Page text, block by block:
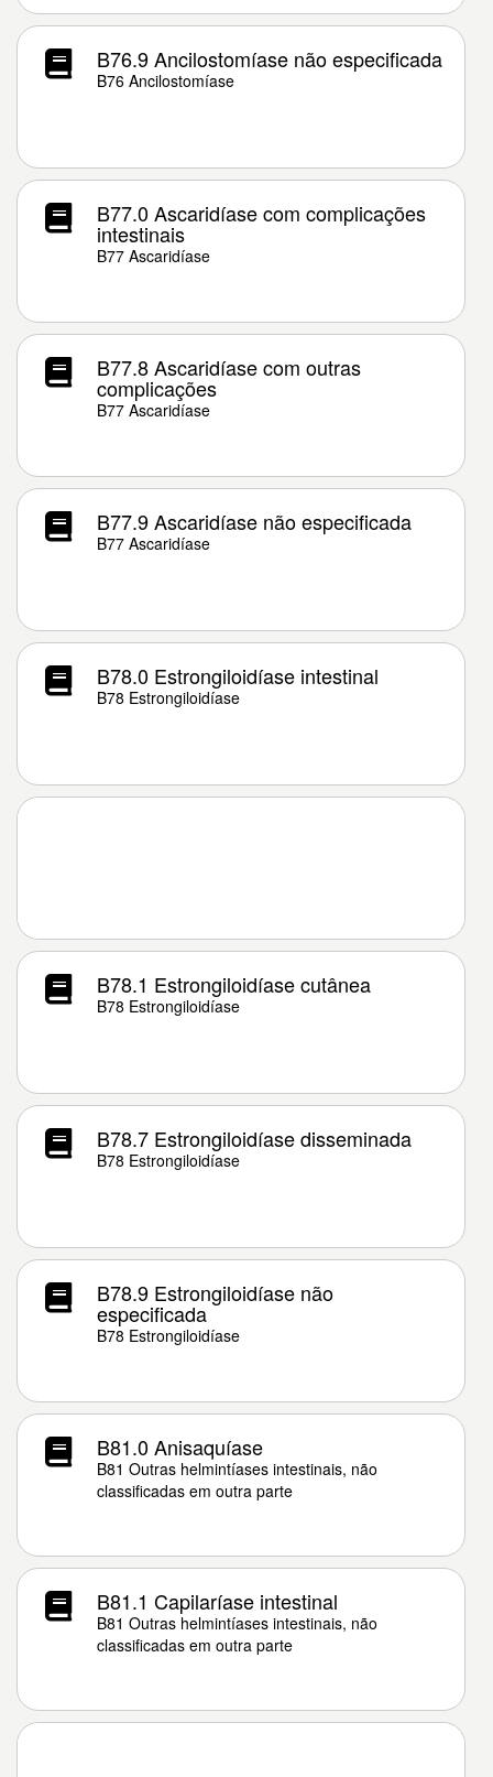
B76.9 Ancilostomíase não especificada
B76 Ancilostomíase
B77.0 Ascaridíase com complicações
intestinais
B77 Ascaridíase
B77.8 Ascaridíase com outras
complicações
B77 Ascaridíase
B77.9 Ascaridíase não especificada
B77 Ascaridíase
B78.0 Estrongiloidíase intestinal
B78 Estrongiloidíase
B78.1 Estrongiloidíase cutânea
B78 Estrongiloidíase
B78.7 Estrongiloidíase disseminada
B78 Estrongiloidíase
B78.9 Estrongiloidíase não
especificada
B78 Estrongiloidíase
B81.0 Anisaquíase
B81 Outras helmintíases intestinais, não
classificadas em outra parte
B81.1 Capilaríase intestinal
B81 Outras helmintíases intestinais, não
classificadas em outra parte